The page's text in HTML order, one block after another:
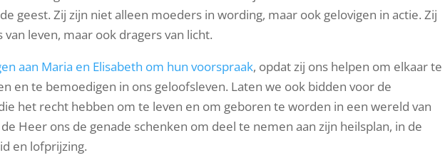
geest. Zij zijn niet alleen moeders in wording, maar ook gelovigen in actie. Zij
leven, maar ook dragers van licht.
aan Maria en Elisabeth om hun voorspraak, opdat zij ons helpen om elkaar te
en te bemoedigen in ons geloofsleven. Laten we ook bidden voor de
het recht hebben om te leven en om geboren te worden in een wereld van
Heer ons de genade schenken om deel te nemen aan zijn heilsplan, in de
en lofprijzing.